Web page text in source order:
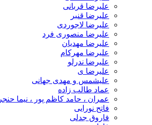
علیرضا قربانی
علیرضا قنبر
علیرضا لاجوردی
علیرضا منصوری فرد
علیرضا مهدیان
علیرضا مهرکام
علیرضا ندرلو
علیرضا ی
علیشمس و مهدی جهانی
عماد طالب زاده
عمران ، حامد کاظم پور ، نیما حنجر
فاتح نورایی
فاروق جدلی